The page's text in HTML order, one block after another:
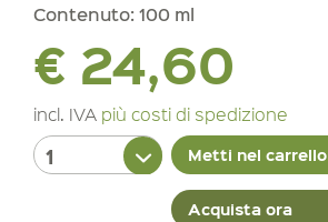
Contenuto: 100 ml
€ 24,60
incl. IVA più costi di spedizione
Metti nel carrello
Acquista ora